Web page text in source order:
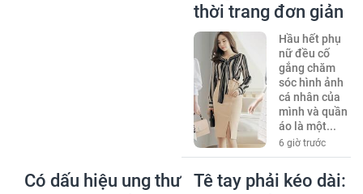
thời trang đơn giản
Hầu hết phụ
nữ đều cố
gắng chăm
sóc hình ảnh
cá nhân của
mình và quần
áo là một...
6 giờ trước
Có dấu hiệu ung thư Tê tay phải kéo dài: